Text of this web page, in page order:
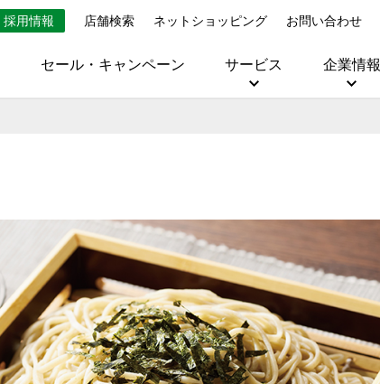
採用情報 店舗検索 ネットショッピング お問い合わせ
セール・キャンペーン サービス 企業情報